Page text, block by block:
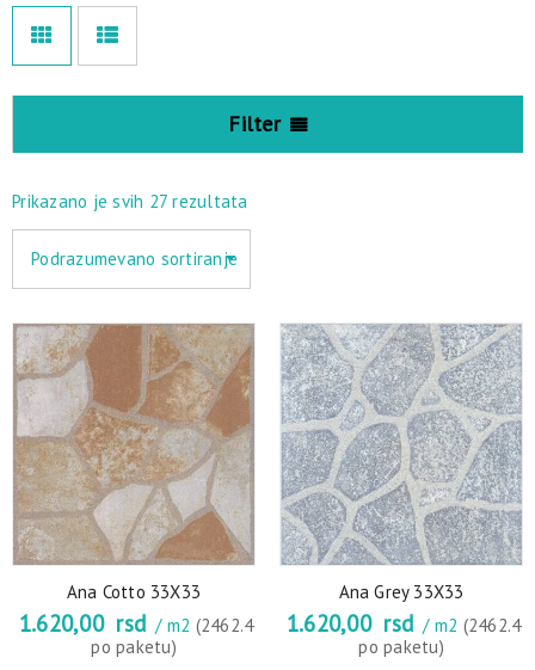
Filter
Prikazano je svih 27 rezultata
Podrazumevano sortiranje
Ana Cotto 33X33
1.620,00 rsd / m2 (2462.4
po paketu)
Ana Grey 33X33
1.620,00 rsd / m2 (2462.4
po paketu)